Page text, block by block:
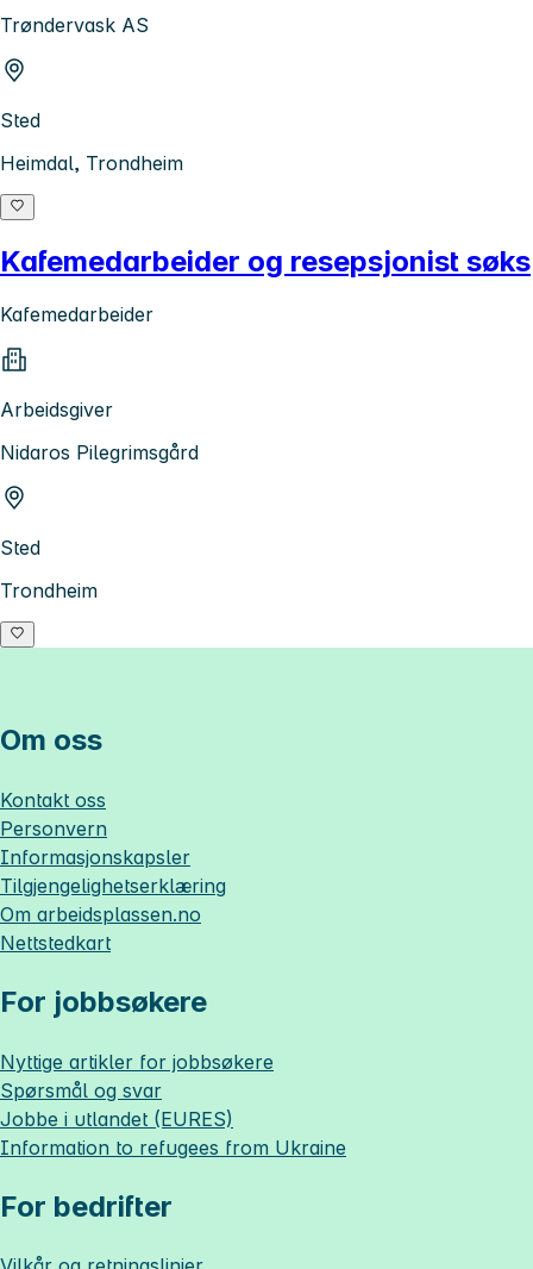
Trøndervask AS
Sted
Heimdal, Trondheim
Kafemedarbeider og resepsjonist søks
Kafemedarbeider
Arbeidsgiver
Nidaros Pilegrimsgård
Sted
Trondheim
Om oss
Kontakt oss
Personvern
Informasjonskapsler
Tilgjengelighetserklæring
Om arbeidsplassen.no
Nettstedkart
For jobbsøkere
Nyttige artikler for jobbsøkere
Spørsmål og svar
Jobbe i utlandet (EURES)
Information to refugees from Ukraine
For bedrifter